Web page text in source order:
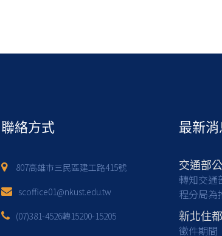
聯絡方式
807高雄市三民區建工路415號
scoffice01@nkust.edu.tw
(07)381-4526轉15200-15205
最新消
轉知交通
程分局為
亟需具備
之人才加
新北住
徵件期間